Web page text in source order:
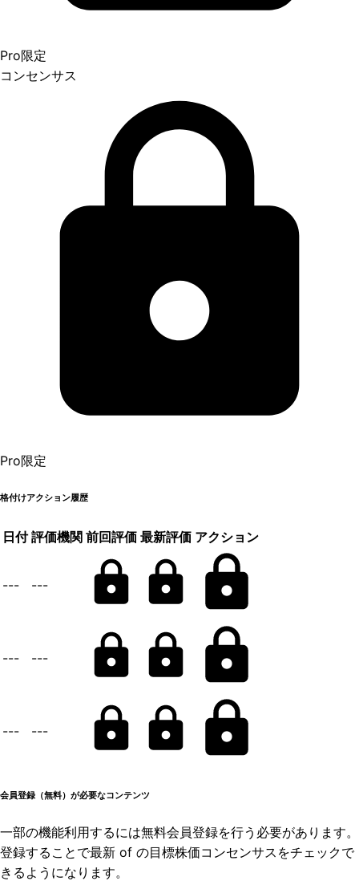
Pro限定
コンセンサス
Pro限定
格付けアクション履歴
日付 評価機関 前回評価 最新評価 アクション
--- ---
--- ---
--- ---
会員登録（無料）が必要なコンテンツ
一部の機能利用するには無料会員登録を行う必要があります。
登録することで最新 of の目標株価コンセンサスをチェックで
きるようになります。